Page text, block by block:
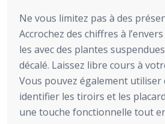
Ne vous limitez pas à des
Accrochez des chiffres à
les avec des plantes
décalé. Laissez libre cours à
Vous pouvez également
identifier les tiroirs et les
une touche fonctionnelle tout